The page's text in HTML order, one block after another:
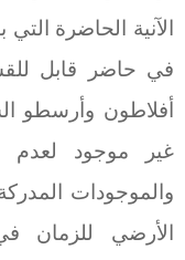
الآنية الحاضرة
في حاضر قابل
أفلاطون وأرسطو
غير موجود لعدم
والموجودات
الأرضي للزمان